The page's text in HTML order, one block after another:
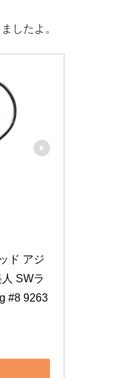
したよ。
ド アジ
SWラ
#8 9263